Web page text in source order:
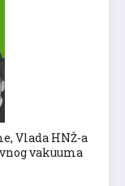
Vlada HNŽ-a
vakuuma